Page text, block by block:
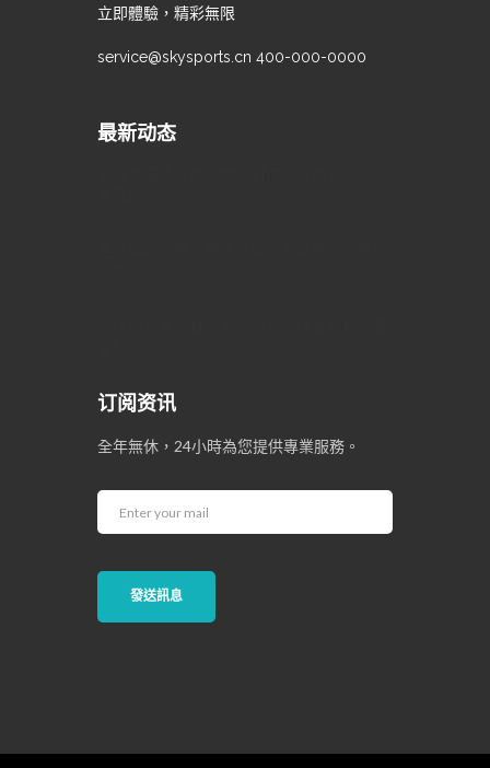
立即體驗，精彩無限
service@skysports.cn 400-000-0000
最新动态
订阅资讯
全年無休，24小時為您提供專業服務。
發送訊息